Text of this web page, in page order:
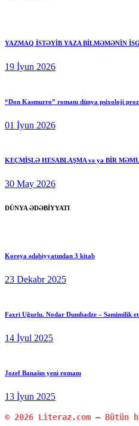
YAZMAQ İSTƏYİB YAZA BİLMƏMƏNİN
19 İyun 2026
“Don Kasmurro” romanı dünya psixoloji
01 İyun 2026
KEÇMİŞLƏ HESABLAŞMA və ya BİR
30 May 2026
DÜNYA ƏDƏBİYYATI
Koreya ədəbiyyatından 3 kitab
23 Dekabr 2025
Fəxri Uğurlu. Nodar Dumbadze – Səmimilik
14 İyul 2025
Jozef Banašın yeni romanı
13 İyun 2025
© 2026 Literaz.com — Bütün